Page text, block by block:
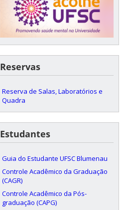
Reservas
Reserva de Salas, Laboratórios e
Quadra
Estudantes
Guia do Estudante UFSC Blumenau
Controle Acadêmico da Graduação
(CAGR)
Controle Acadêmico da Pós-
graduação (CAPG)